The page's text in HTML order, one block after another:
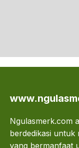
Ngulasmerk.com
berdedikasi untuk
yang bermanfaat